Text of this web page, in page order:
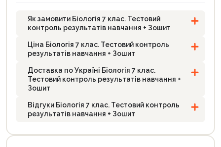
Як замовити Біологія 7 клас. Тестовий
контроль результатів навчання + Зошит
Ціна Біологія 7 клас. Тестовий контроль
результатів навчання + Зошит
Доставка по Україні Біологія 7 клас.
Тестовий контроль результатів навчання +
Зошит
Відгуки Біологія 7 клас. Тестовий контроль
результатів навчання + Зошит